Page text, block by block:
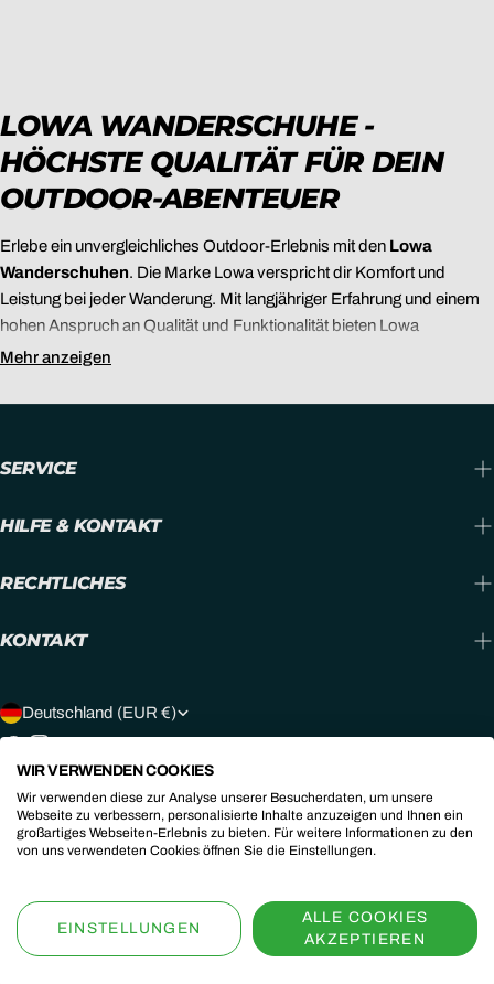
LOWA WANDERSCHUHE -
HÖCHSTE QUALITÄT FÜR DEIN
OUTDOOR-ABENTEUER
Erlebe ein unvergleichliches Outdoor-Erlebnis mit den Lowa
Wanderschuhen. Die Marke Lowa verspricht dir Komfort und
Leistung bei jeder Wanderung. Mit langjähriger Erfahrung und einem
hohen Anspruch an Qualität und Funktionalität bieten Lowa
Wanderschuhe für Damen und Herren eine unübertroffene Passform
Abenteuer herauszuholen. Die einzigartige Kombination aus
beliebten Wahl für Wanderer weltweit.
UNTERSTÜTZUNG UND SCHUTZ
Monowrap-Design umschließt den Fuß und sorgt für eine optimale
verstärkte Sohlenkonstruktion wird die Belastung auf deine Gelenke
reduziert, während gleichzeitig ein natürlicher Bewegungsablauf
ermöglicht wird. Mit Lowa Wanderschuhen und der Monowrap-
Technologie kannst du dich auf das Wesentliche konzentrieren: Dein
ATMUNGSAKTIVE MATERIALIEN
UND ROBUSTE VERARBEITUNG
Mehr anzeigen
SERVICE
HILFE & KONTAKT
RECHTLICHES
KONTAKT
L
A
N
D
E
Deutschland (EUR €)
Facebook
© 2026 Steigenberger Sport - Aschau i. Chiemgau.
Zahlungsarten
WIR VERWENDEN COOKIES
Wir verwenden diese zur Analyse unserer Besucherdaten, um unsere
Webseite zu verbessern, personalisierte Inhalte anzuzeigen und Ihnen ein
großartiges Webseiten-Erlebnis zu bieten. Für weitere Informationen zu den
von uns verwendeten Cookies öffnen Sie die Einstellungen.
EINSTELLUNGEN
ALLE COOKIES
AKZEPTIEREN